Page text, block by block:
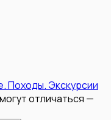
Походы. Экскурсии
отличаться —